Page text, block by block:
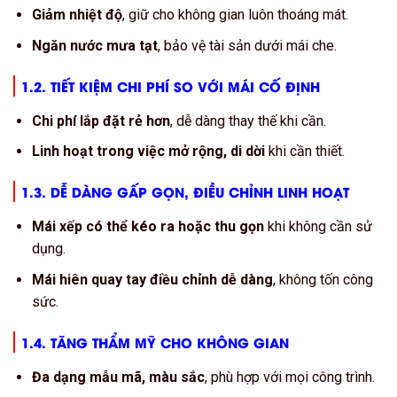
Giảm nhiệt độ, giữ cho không gian luôn thoáng mát.
Ngăn nước mưa tạt, bảo vệ tài sản dưới mái che.
1.2. TIẾT KIỆM CHI PHÍ SO VỚI MÁI CỐ ĐỊNH
Chi phí lắp đặt rẻ hơn, dễ dàng thay thế khi cần.
Linh hoạt trong việc mở rộng, di dờikhi cần thiết.
1.3. DỄ DÀNG GẤP GỌN, ĐIỀU CHỈNH LINH HOẠT
Mái xếp có thể kéo ra hoặc thu gọnkhi không cần sử
dụng.
Mái hiên quay tay điều chỉnh dễ dàng, không tốn công
sức.
1.4. TĂNG THẨM MỸ CHO KHÔNG GIAN
Đa dạng mẫu mã, màu sắc, phù hợp với mọi công trình.